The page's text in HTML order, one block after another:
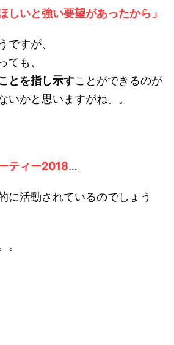
しいと強い要望があったから」
ですが、
ても、
とを指し示すことができるのが
いかと思いますがね。。
ティー2018…。
に活動されているのでしょう
。